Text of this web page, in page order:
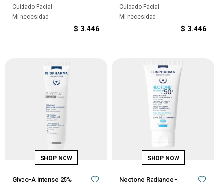
Cuidado Facial
Mi necesidad
$ 3.446
Cuidado Facial
Mi necesidad
$ 3.446
Glyco-A intense 25%
Neotone Radiance -